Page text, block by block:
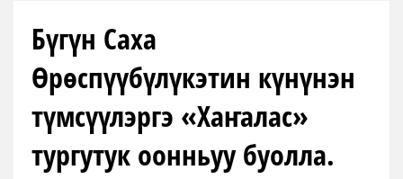
Бүгүн Саха
Өрөспүүбүлүкэтин күнүнэн
түмсүүлэргэ «Хаҥалас»
тургутук оонньуу буолла.